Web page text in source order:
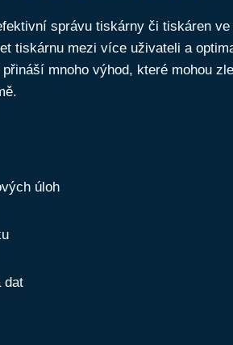
správu tiskárny či tiskáren
tiskárnu mezi více uživateli a
mnoho výhod, které mohou
úloh
dat